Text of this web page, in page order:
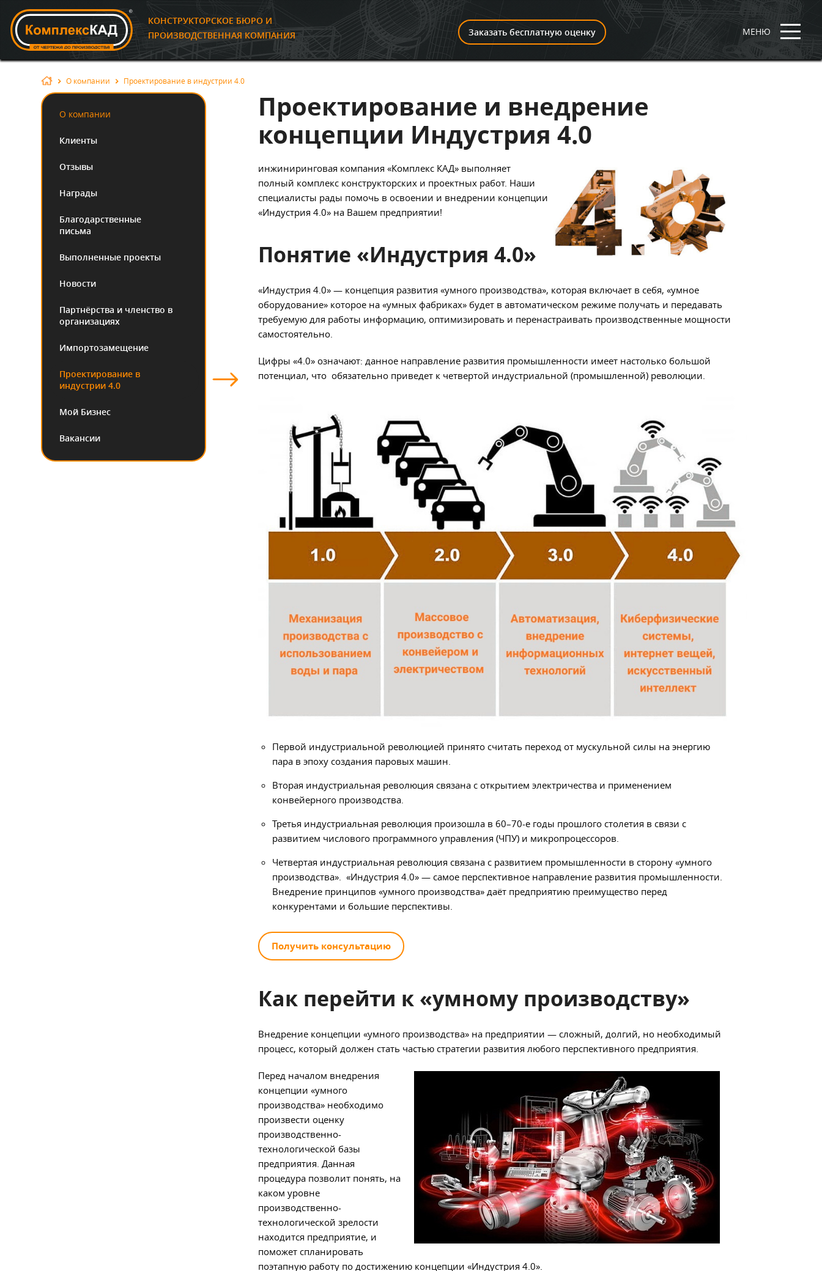
КОНСТРУКТОРСКОЕ БЮРО И
ПРОИЗВОДСТВЕННАЯ КОМПАНИЯ
Заказать бесплатную оценку МЕНЮ
О компании Проектирование в индустрии 4.0
О компании
Клиенты
Отзывы
Награды
Благодарственные
письма
Выполненные проекты
Новости
Партнёрства и членство в
организациях
Импортозамещение
Проектирование в
индустрии 4.0
Мой Бизнес
Вакансии
Проектирование и внедрение
концепции Индустрия 4.0
инжиниринговая компания «Комплекс КАД» выполняет
полный комплекс конструкторских и проектных работ. Наши
специалисты рады помочь в освоении и внедрении концепции
«Индустрия 4.0» на Вашем предприятии!
Понятие «Индустрия 4.0»
«Индустрия 4.0» — концепция развития «умного производства», которая включает в себя, «умное
оборудование» которое на «умных фабриках» будет в автоматическом режиме получать и передавать
требуемую для работы информацию, оптимизировать и перенастраивать производственные мощности
самостоятельно.
Цифры «4.0» означают: данное направление развития промышленности имеет настолько большой
потенциал, что обязательно приведет к четвертой индустриальной (промышленной) революции.
Первой индустриальной революцией принято считать переход от мускульной силы на энергию
пара в эпоху создания паровых машин.
Вторая индустриальная революция связана с открытием электричества и применением
конвейерного производства.
Третья индустриальная революция произошла в 60–70-е годы прошлого столетия в связи с
развитием числового программного управления (ЧПУ) и микропроцессоров.
Четвертая индустриальная революция связана с развитием промышленности в сторону «умного
производства». «Индустрия 4.0» — самое перспективное направление развития промышленности.
Внедрение принципов «умного производства» даёт предприятию преимущество перед
конкурентами и большие перспективы.
Получить консультацию
Как перейти к«умному производству»
Внедрение концепции «умного производства» на предприятии — сложный, долгий, но необходимый
процесс, который должен стать частью стратегии развития любого перспективного предприятия.
Перед началом внедрения
концепции «умного
производства» необходимо
произвести оценку
производственно-
технологической базы
предприятия. Данная
процедура позволит понять, на
каком уровне
производственно-
технологической зрелости
находится предприятие, и
поможет спланировать
поэтапную работу по достижению концепции «Индустрия 4.0».